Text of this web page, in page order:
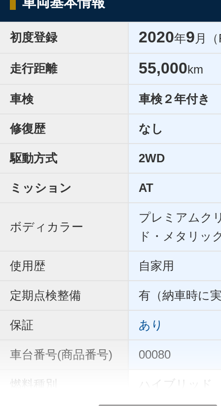
初度登録 2020年9 月
走行距離 55,000km
車検 車検２年付き
修復歴 なし
駆動方式 2WD
ミッション AT
ボディカラー
プレミアムク
ド・メタリッ
使用歴 自家用
定期点検整備 有（納車時に
保証 あり
車台番号(商品番号) 00080
燃料種別 ハイブリッド